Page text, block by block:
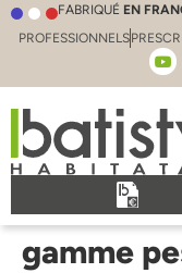
FABRIQUÉ EN
PROFESSIONNELS
gamme